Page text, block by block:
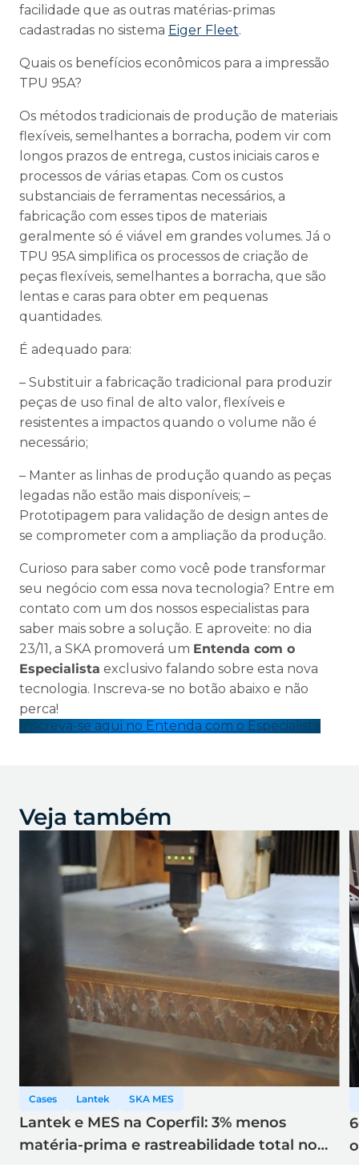
facilidade que as outras matérias-primas
cadastradas no sistema Eiger Fleet.
Quais os benefícios econômicos para a impressão
TPU 95A?
Os métodos tradicionais de produção de materiais
flexíveis, semelhantes a borracha, podem vir com
longos prazos de entrega, custos iniciais caros e
processos de várias etapas. Com os custos
substanciais de ferramentas necessários, a
fabricação com esses tipos de materiais
geralmente só é viável em grandes volumes. Já o
TPU 95A simplifica os processos de criação de
peças flexíveis, semelhantes a borracha, que são
lentas e caras para obter em pequenas
quantidades.
É adequado para:
– Substituir a fabricação tradicional para produzir
peças de uso final de alto valor, flexíveis e
resistentes a impactos quando o volume não é
necessário;
– Manter as linhas de produção quando as peças
legadas não estão mais disponíveis; –
Prototipagem para validação de design antes de
se comprometer com a ampliação da produção.
Curioso para saber como você pode transformar
seu negócio com essa nova tecnologia? Entre em
contato com um dos nossos especialistas para
saber mais sobre a solução. E aproveite: no dia
23/11, a SKA promoverá um Entenda com o
Especialista exclusivo falando sobre esta nova
tecnologia. Inscreva-se no botão abaixo e não
perca!
Inscreva-se aqui no Entenda com o Especialista
Veja também
Cases Lantek SKA MES
Lantek e MES na Coperfil: 3% menos
matéria-prima e rastreabilidade total no